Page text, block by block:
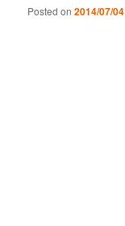
Posted on2014/07/04